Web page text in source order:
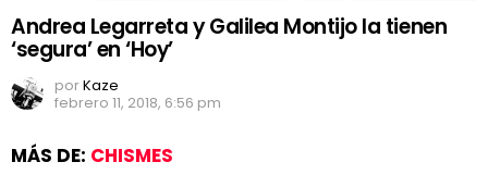
Andrea Legarreta y Galilea Montijo la tienen
‘segura’ en ‘Hoy’
porKaze
febrero 11, 2018, 6:56 pm
MÁS DE: CHISMES